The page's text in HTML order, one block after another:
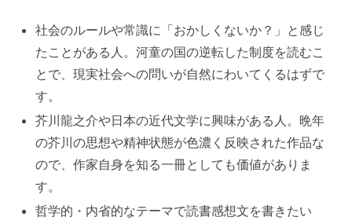
社会のルールや常識に「おかしくないか？」と感じ
たことがある人。河童の国の逆転した制度を読むこ
とで、現実社会への問いが自然にわいてくるはずで
す。
芥川龍之介や日本の近代文学に興味がある人。晩年
の芥川の思想や精神状態が色濃く反映された作品な
ので、作家自身を知る一冊としても価値がありま
す。
哲学的・内省的なテーマで読書感想文を書きたい